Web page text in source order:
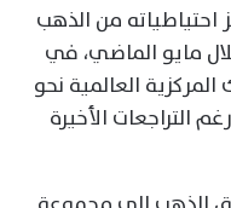
من الذهب
مايو الماضي، في
العالمية نحو
التراجعات الأخيرة